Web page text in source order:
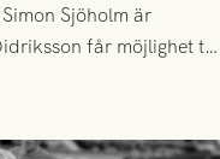
Sjöholm är
får möjlighet till